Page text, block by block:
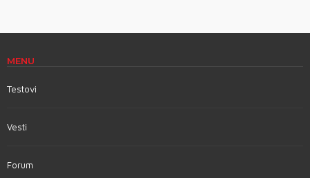
MENU
Testovi
Vesti
Forum